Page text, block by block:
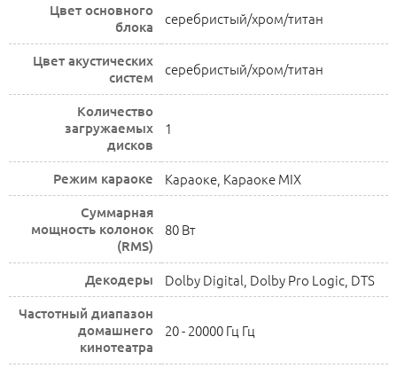
Цвет основного
блока
серебристый/хром/титан
Цвет акустических
систем
серебристый/хром/титан
Количество
загружаемых
дисков
1
Режим караоке Караоке, Караоке MIX
Суммарная
мощность колонок
(RMS)
80 Вт
Декодеры Dolby Digital, Dolby Pro Logic, DTS
Частотный диапазон
домашнего
кинотеатра
20 - 20000 Гц Гц